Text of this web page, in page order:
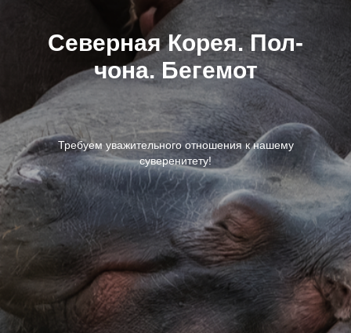
Северная Корея. Пол-
чона. Бегемот
Требуем уважительного отношения к нашему
суверенитету!